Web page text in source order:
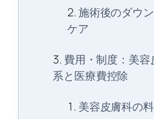
施術後のダウ
ケア
費用・制度：美
系と医療費控除
美容皮膚科の